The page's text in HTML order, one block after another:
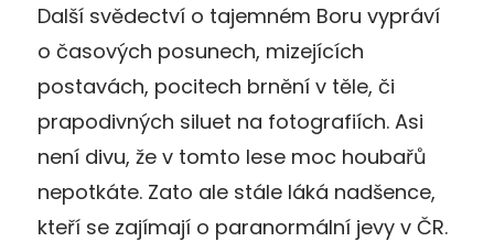
Další svědectví o tajemném Boru vypráví
o časových posunech, mizejících
postavách, pocitech brnění v těle, či
prapodivných siluet na fotografiích. Asi
není divu, že v tomto lese moc houbařů
nepotkáte. Zato ale stále láká nadšence,
kteří se zajímají o paranormální jevy v ČR.